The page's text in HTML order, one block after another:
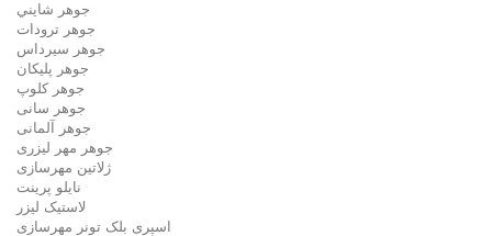
جوهر شايني
جوهر ترودات
جوهر سيرداس
جوهر پلیکان
جوهر کلوپ
جوهر سانی
جوهر آلمانی
جوهر مهر لیزری
ژلاتين مهرسازی
نایلو پرینت
لاستیک لیزر
اسپری بلک تونر مهرسازی